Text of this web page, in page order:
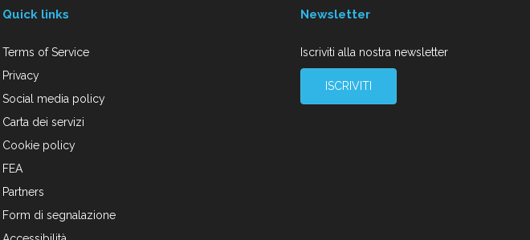
Quick links
Terms of Service
Privacy
Social media policy
Carta dei servizi
Cookie policy
FEA
Partners
Form di segnalazione
Newsletter
Iscriviti alla nostra newsletter
ISCRIVITI